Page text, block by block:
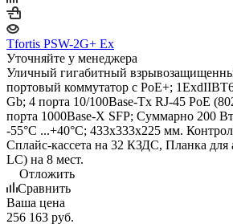
Tfortis PSW-2G+ Ex
Уточняйте у менеджера
Уличный гигабитный
портовый коммутатор с РоЕ+;
Gb; 4 порта 10/100Base-Tx RJ-45 PoE
порта 1000Base-X SFP; Суммарно 200
-55°С ...+40°С; 433х333х225 мм.
Сплайс-кассета на 32 КЗДС, Планка для
LC) на 8 мест.
Отложить
Сравнить
Ваша цена
256 163 руб.